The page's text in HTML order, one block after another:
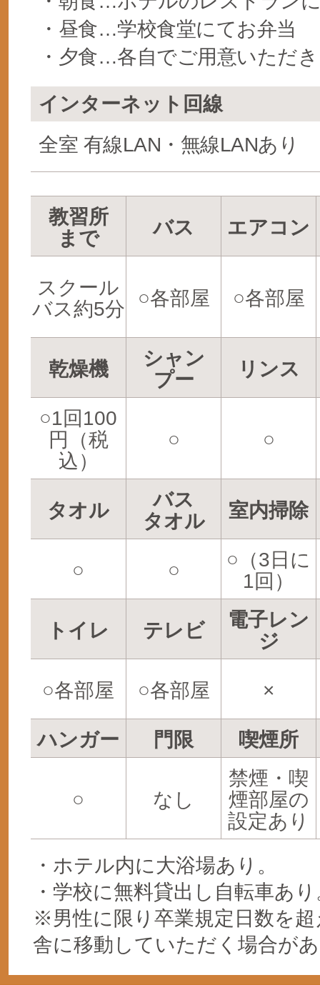
・昼食…学校食堂にてお弁当
・夕食…各自でご用意いただ
インターネット回線
全室 有線LAN・無線LANあり
教習所
まで
バス エアコン
スクール
バス約5分
○各部屋 ○各部屋
乾燥機
シャン
プー
リンス
○1回100
円（税
込）
○ ○
タオル
バス
タオル
室内掃除
○ ○
○（3日に
1回）
トイレ テレビ
電子レン
ジ
○各部屋 ○各部屋 ×
ハンガー 門限 喫煙所
○ なし
禁煙・喫
煙部屋の
設定あり
・ホテル内に大浴場あり。
・学校に無料貸出し自転車あ
※男性に限り卒業規定日数を
舎に移動していただく場合が